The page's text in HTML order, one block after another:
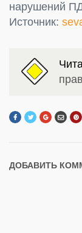
нарушений
Источник:
ДОБАВИТЬ